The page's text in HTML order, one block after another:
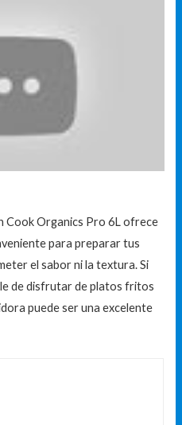
Cook Organics Pro 6L ofrece
para preparar tus
el sabor ni la textura. Si
de disfrutar de platos fritos
puede ser una excelente